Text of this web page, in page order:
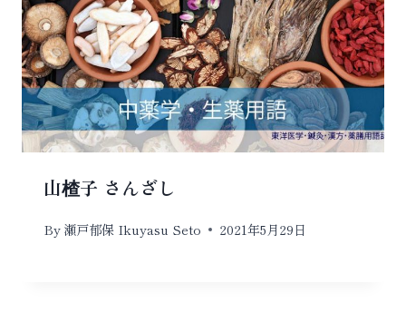
山楂子 さんざし
By瀬戸郁保 Ikuyasu Seto 2021年5月29日